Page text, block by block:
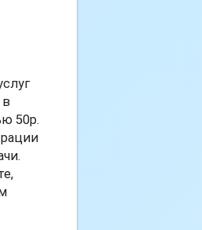
в
50р.